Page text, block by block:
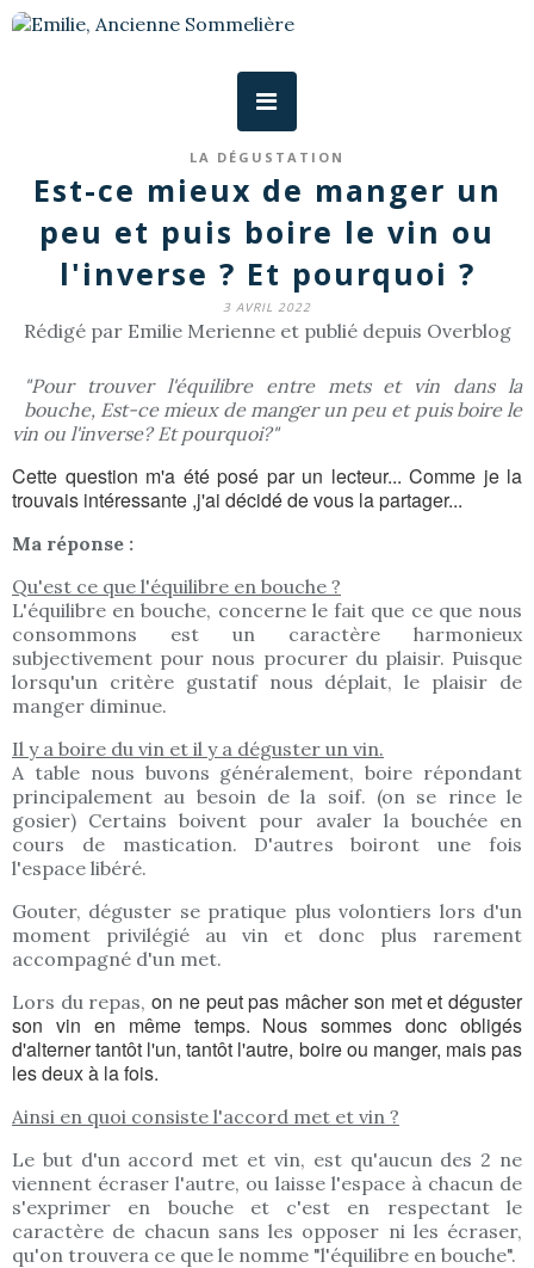
LA DÉGUSTATION
Est-ce mieux de manger un
peu et puis boire le vin ou
l'inverse ? Et pourquoi ?
3 AVRIL 2022
Rédigé par Emilie Merienne et publié depuis Overblog
"Pour trouver l'équilibre entre mets et vin dans la
bouche, Est-ce mieux de manger un peu et puis boire le
vin ou l'inverse? Et pourquoi?"
Cette question m'a été posé par un lecteur... Comme je la
trouvais intéressante ,j'ai décidé de vous la partager...
Ma réponse :
Qu'est ce que l'équilibre en bouche ?
L'équilibre en bouche, concerne le fait que ce que nous
consommons est un caractère harmonieux
subjectivement pour nous procurer du plaisir. Puisque
lorsqu'un critère gustatif nous déplait, le plaisir de
manger diminue.
Il y a boire du vin et il y a déguster un vin.
A table nous buvons généralement, boire répondant
principalement au besoin de la soif. (on se rince le
gosier) Certains boivent pour avaler la bouchée en
cours de mastication. D'autres boiront une fois
l'espace libéré.
Gouter, déguster se pratique plus volontiers lors d'un
moment privilégié au vin et donc plus rarement
accompagné d'un met.
Lors du repas,on ne peut pas mâcher son met et déguster
son vin en même temps. Nous sommes donc obligés
d'alterner tantôt l'un, tantôt l'autre, boire ou manger, mais pas
les deux à la fois.
Ainsi en quoi consiste l'accord met et vin ?
Le but d'un accord met et vin, est qu'aucun des 2 ne
viennent écraser l'autre, ou laisse l'espace à chacun de
s'exprimer en bouche et c'est en respectant le
caractère de chacun sans les opposer ni les écraser,
qu'on trouvera ce que le nomme "l'équilibre en bouche".